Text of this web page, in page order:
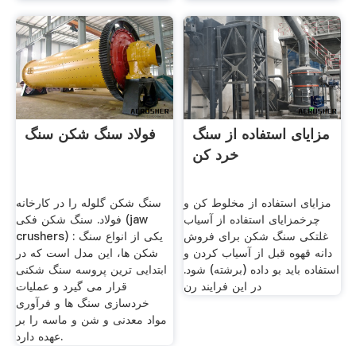
فولاد سنگ شکن سنگ
سنگ شکن گلوله را در کارخانه
فولاد. سنگ شکن فکی (jaw
crushers) : یکی از انواع سنگ
شکن ها، این مدل است که در
ابتدایی ترین پروسه سنگ شکنی
قرار می گیرد و عملیات
خردسازی سنگ ها و فرآوری
مواد معدنی و شن و ماسه را بر
عهده دارد.
مزایای استفاده از سنگ
خرد کن
مزایای استفاده از مخلوط کن و
چرخمزایای استفاده از آسیاب
غلتکی سنگ شکن برای فروش
دانه قهوه قبل از آسیاب کردن و
استفاده باید بو داده (برشته) شود.
در این فرایند رن